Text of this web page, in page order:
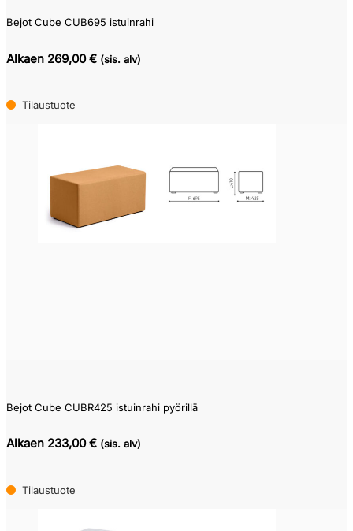
Tilaustuote(119)
Edellinen
Bejot Cube CUB695 istuinrahi
Alkaen 269,00 € (sis. alv)
Tilaustuote
Bejot Cube CUBR425 istuinrahi pyörillä
Alkaen 233,00 € (sis. alv)
Tilaustuote